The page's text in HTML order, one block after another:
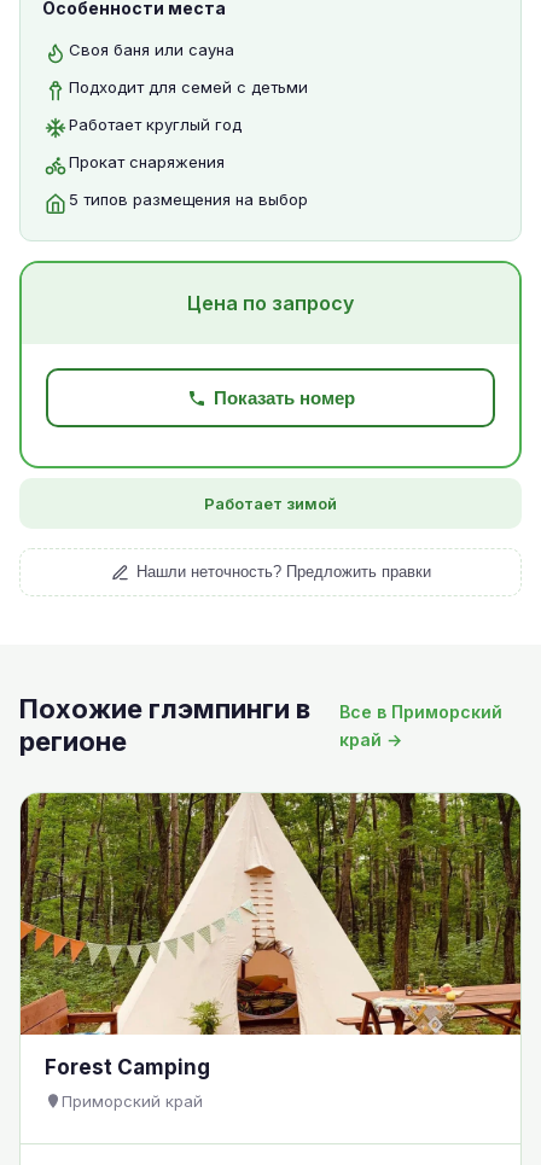
Особенности места
Своя баня или сауна
Подходит для семей с детьми
Работает круглый год
Прокат снаряжения
5 типов размещения на выбор
Цена по запросу
Показать номер
Работает зимой
Нашли неточность? Предложить правки
Похожие глэмпинги в
регионе
Все в Приморский
край →
Forest Camping
Приморский край